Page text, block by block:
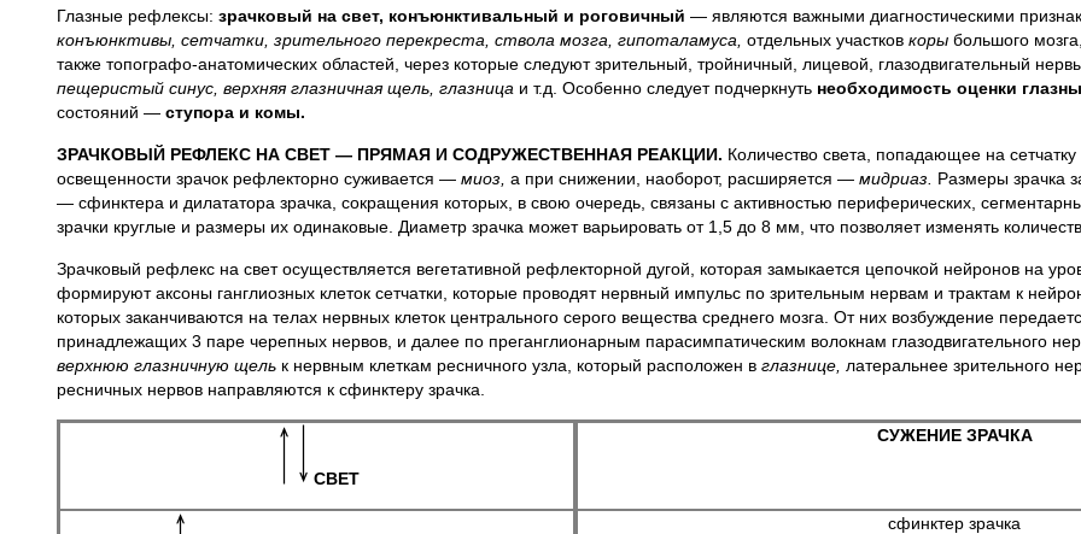
Глазные рефлексы: зрачковый на свет, конъюнктивальный и роговичный — являются важными диагностическими
конъюнктивы, сетчатки, зрительного перекреста, ствола мозга, гипоталамуса, отдельных участков коры большого мозга,
также топографо-анатомических областей, через которые следуют зрительный, тройничный, лицевой, глазодвигательный
пещеристый синус, верхняя глазничная щель, глазница и т.д. Особенно следует подчеркнуть необходимость оценки
состояний — ступора и комы.
ЗРАЧКОВЫЙ РЕФЛЕКС НА СВЕТ — ПРЯМАЯ И СОДРУЖЕСТВЕННАЯ РЕАКЦИИ. Количество света, попадающее на
освещенности зрачок рефлекторно суживается — миоз, а при снижении, наоборот, расширяется — мидриаз. Размеры зрачка
— сфинктера и дилататора зрачка, сокращения которых, в свою очередь, связаны с активностью периферических,
зрачки круглые и размеры их одинаковые. Диаметр зрачка может варьировать от 1,5 до 8 мм, что позволяет изменять
Зрачковый рефлекс на свет осуществляется вегетативной рефлекторной дугой, которая замыкается цепочкой нейронов на
формируют аксоны ганглиозных клеток сетчатки, которые проводят нервный импульс по зрительным нервам и трактам к
которых заканчиваются на телах нервных клеток центрального серого вещества среднего мозга. От них возбуждение
принадлежащих 3 паре черепных нервов, и далее по преганглионарным парасимпатическим волокнам глазодвигательного
верхнюю глазничную щель к нервным клеткам ресничного узла, который расположен в глазнице, латеральнее зрительного
ресничных нервов направляются к сфинктеру зрачка.
СВЕТ
СУЖЕНИЕ ЗРАЧКА
сфинктер зрачка